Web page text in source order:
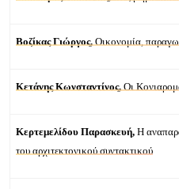
Βοζίκας Γιώργος,Οικονομία,
Κετάνης Κωνσταντίνος,Οι
Κερτεμελίδου Παρασκευή, Η
του αρχιτεκτονικού συντακτικού